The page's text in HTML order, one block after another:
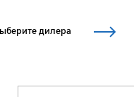
дилера